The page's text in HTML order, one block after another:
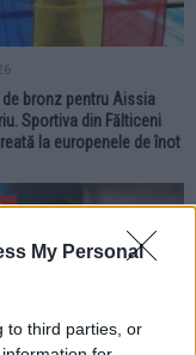
My Personal
to third parties, or
de bronz pentru Aissia
Sportiva din Fălticeni
la europenele de înot